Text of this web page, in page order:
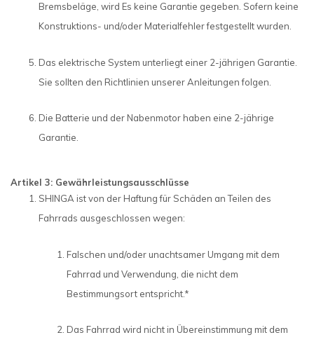
Bremsbeläge, wird Es keine Garantie gegeben. Sofern keine
Konstruktions- und/oder Materialfehler festgestellt wurden.
Das elektrische System unterliegt einer 2-jährigen Garantie.
Sie sollten den Richtlinien unserer Anleitungen folgen.
Die Batterie und der Nabenmotor haben eine 2-jährige
Garantie.
Artikel 3: Gewährleistungsausschlüsse
SHINGA ist von der Haftung für Schäden an Teilen des
Fahrrads ausgeschlossen wegen:
Falschen und/oder unachtsamer Umgang mit dem
Fahrrad und Verwendung, die nicht dem
Bestimmungsort entspricht.*
Das Fahrrad wird nicht in Übereinstimmung mit dem